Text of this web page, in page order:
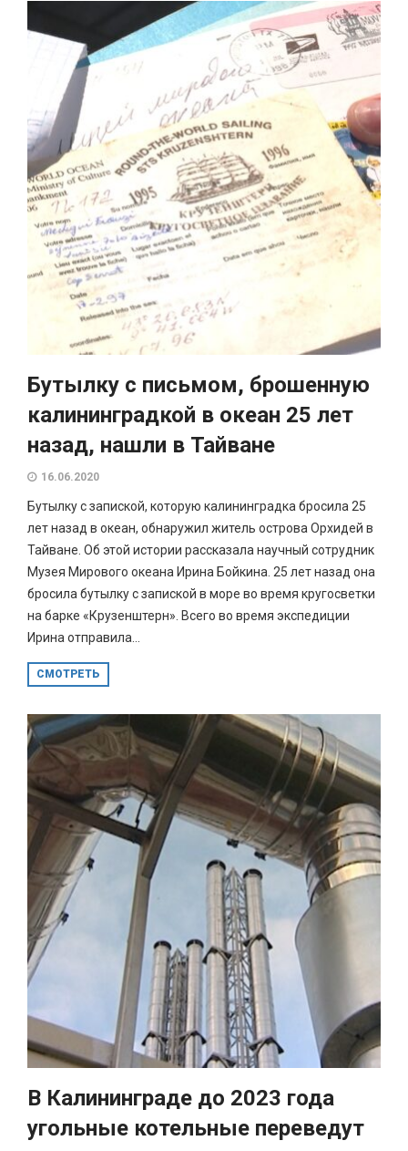
Бутылку с письмом, брошенную
калининградкой в океан 25 лет
назад, нашли в Тайване
16.06.2020
Бутылку с запиской, которую калининградка бросила 25
лет назад в океан, обнаружил житель острова Орхидей в
Тайване. Об этой истории рассказала научный сотрудник
Музея Мирового океана Ирина Бойкина. 25 лет назад она
бросила бутылку с запиской в море во время кругосветки
на барке «Крузенштерн». Всего во время экспедиции
Ирина отправила...
СМОТРЕТЬ
В Калининграде до 2023 года
угольные котельные переведут